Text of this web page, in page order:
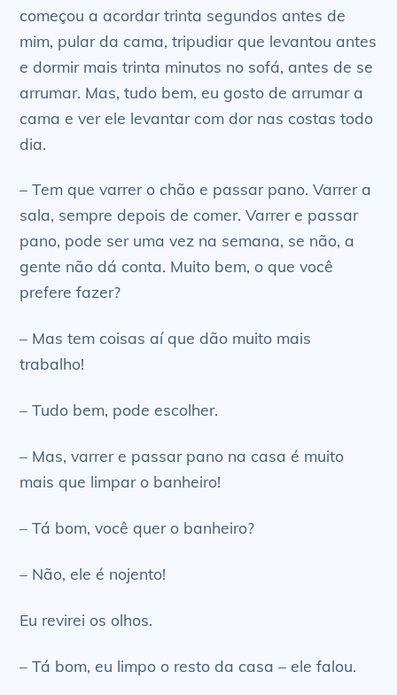
começou a acordar trinta segundos antes de
mim, pular da cama, tripudiar que levantou antes
e dormir mais trinta minutos no sofá, antes de se
arrumar. Mas, tudo bem, eu gosto de arrumar a
cama e ver ele levantar com dor nas costas todo
dia.
– Tem que varrer o chão e passar pano. Varrer a
sala, sempre depois de comer. Varrer e passar
pano, pode ser uma vez na semana, se não, a
gente não dá conta. Muito bem, o que você
prefere fazer?
– Mas tem coisas aí que dão muito mais
trabalho!
– Tudo bem, pode escolher.
– Mas, varrer e passar pano na casa é muito
mais que limpar o banheiro!
– Tá bom, você quer o banheiro?
– Não, ele é nojento!
Eu revirei os olhos.
– Tá bom, eu limpo o resto da casa – ele falou.